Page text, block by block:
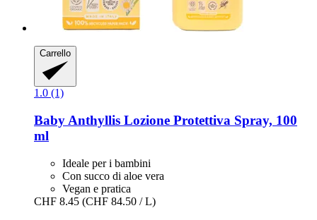
Carrello
1.0 (1)
Baby Anthyllis Lozione Protettiva Spray, 100
ml
Ideale per i bambini
Con succo di aloe vera
Vegan e pratica
CHF 8.45 (CHF 84.50 / L)